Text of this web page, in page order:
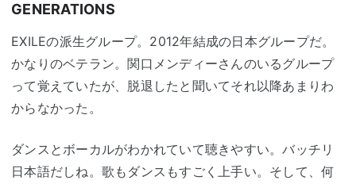
GENERATIONS
EXILEの派生グループ。2012年結成の日本グループだ。
かなりのベテラン。関口メンディーさんのいるグループ
って覚えていたが、脱退したと聞いてそれ以降あまりわ
からなかった。
ダンスとボーカルがわかれていて聴きやすい。バッチリ
日本語だしね。歌もダンスもすごく上手い。そして、何